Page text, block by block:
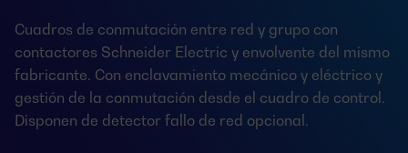
Cuadros de conmutación entre red y grupo con
contactores Schneider Electric y envolvente del mismo
fabricante. Con enclavamiento mecánico y eléctrico y
gestión de la conmutación desde el cuadro de control.
Disponen de detector fallo de red opcional.